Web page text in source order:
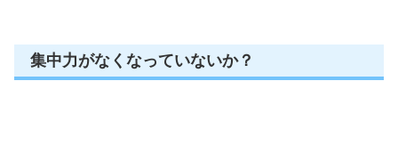
集中力がなくなっていないか？